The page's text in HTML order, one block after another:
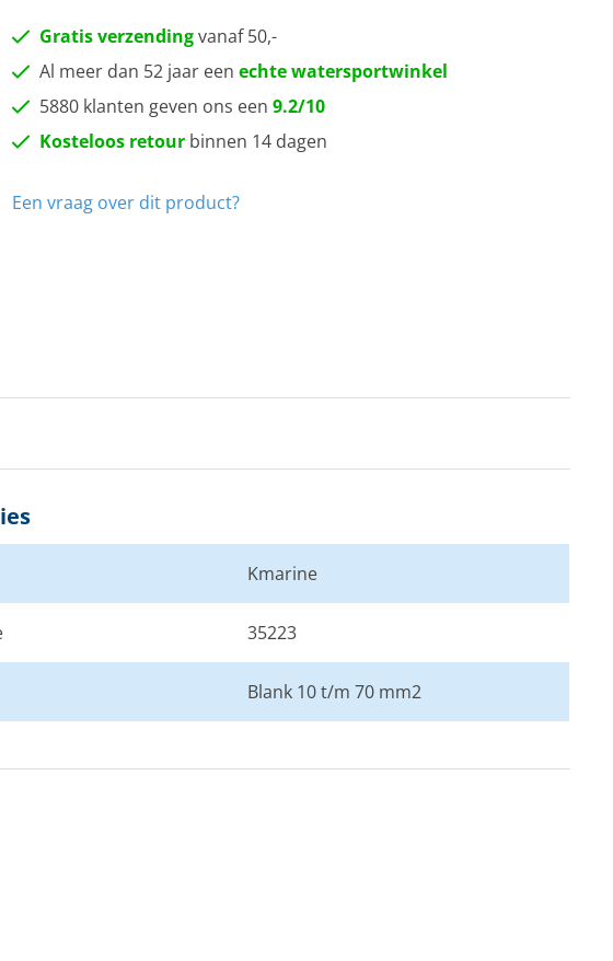
Gratis verzendingvanaf 50,-
Al meer dan 52 jaar een echte watersportwinkel
5880 klanten geven ons een 9.2/10
Kosteloos retourbinnen 14 dagen
Een vraag over dit product?
Kmarine
35223
Blank 10 t/m 70 mm2